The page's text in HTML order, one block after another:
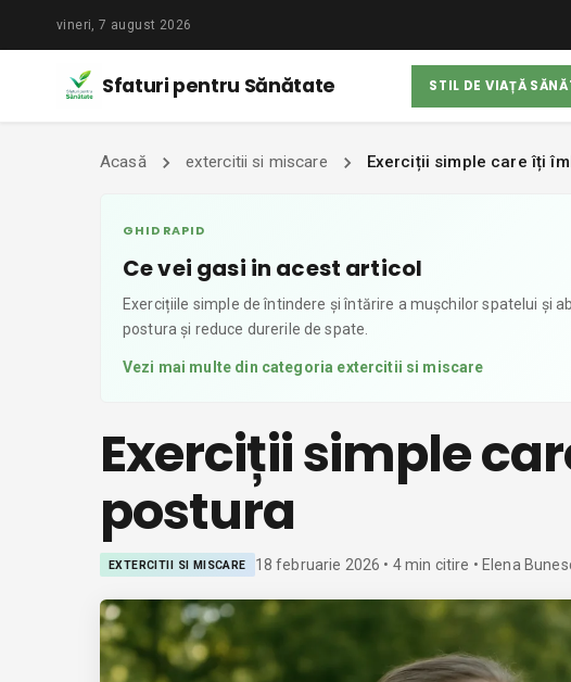
vineri, 7 august 2026
Sfaturi pentru Sănătate STIL DE VIAȚĂ
Acasă extercitii si miscare Exerciții simple care îți
GHID RAPID
Ce vei gasi in acest articol
Exercițiile simple de întindere și întărire a mușchilor spatelui și
postura și reduce durerile de spate.
Vezi mai multe din categoria extercitii si miscare
Exerciții simple
postura
EXTERCITII SI MISCARE 18 februarie 2026 • 4min citire • Elena